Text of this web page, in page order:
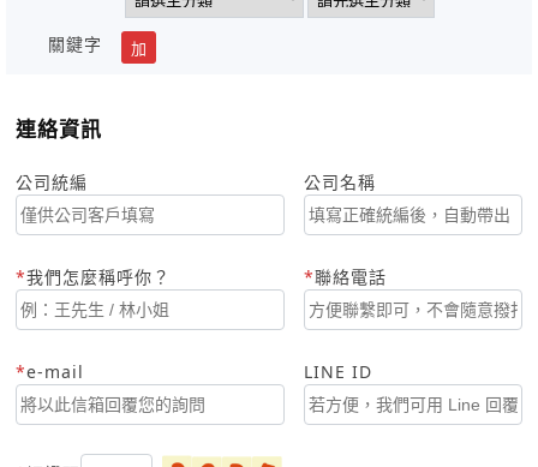
關鍵字 加
連絡資訊
公司統編 公司名稱
我們怎麼稱呼你？ 聯絡電話
e-mail LINE ID